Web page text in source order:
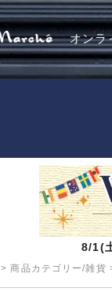
オンラ
8/1(
>商品カテゴリー/雑貨